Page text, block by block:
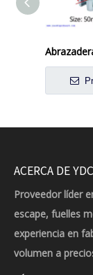
ACERCA DE
Proveedor líder
escape, fuelles
experiencia en
volumen a